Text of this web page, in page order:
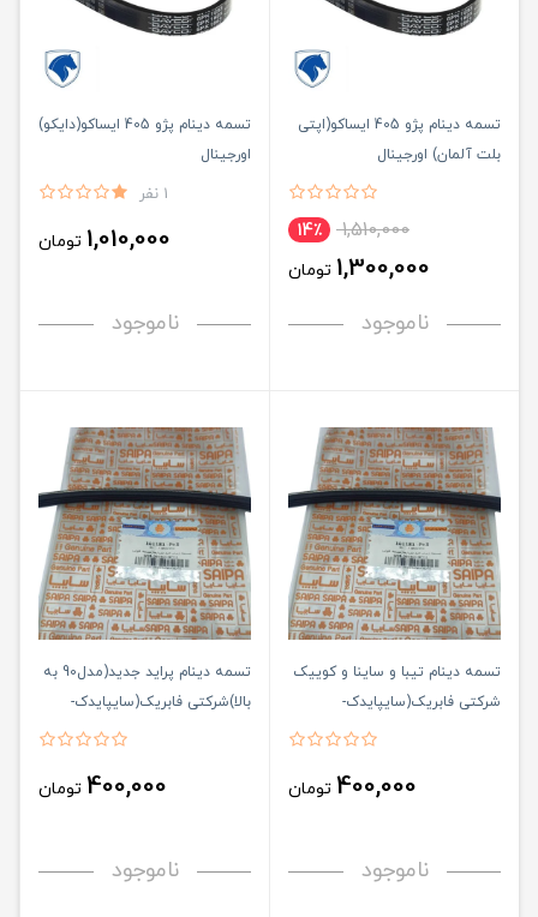
تسمه دینام پژو 405 ایساکو(اپتی
بلت آلمان) اورجینال
1,510,000 14٪
1,300,000 تومان
ناموجود
تسمه دینام پژو 405 ایساکو(دایکو)
اورجینال
1 نفر
1,010,000 تومان
ناموجود
تسمه دینام تیبا و ساینا و کوییک
شرکتی فابریک(سایپایدک-
400,000 تومان
ناموجود
تسمه دینام پراید جدید(مدل90 به
بالا)شرکتی فابریک(سایپایدک-
400,000 تومان
ناموجود